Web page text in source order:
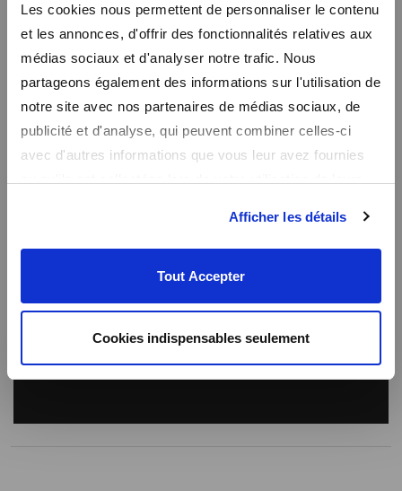
en avant première et un code promo de bienvenue de -10%
Les cookies nous permettent de personnaliser le contenu
et les annonces, d'offrir des fonctionnalités relatives aux
médias sociaux et d'analyser notre trafic. Nous
partageons également des informations sur l'utilisation de
notre site avec nos partenaires de médias sociaux, de
publicité et d'analyse, qui peuvent combiner celles-ci
avec d'autres informations que vous leur avez fournies
Afficher les détails
Tout Accepter
Cookies indispensables seulement
Ajouter au panier
3 paiements de 12,33€ à 0 % d'intérêt avec Klarna
En savoir plus
Description
Jeans coupe bootcut, largeur du bas 23 cm (taille 38), taille haute, coutures
Le mannequin porte une taille 38.
Guide des tailles - Conseils d'entretien Voir la fiche de traçabilité